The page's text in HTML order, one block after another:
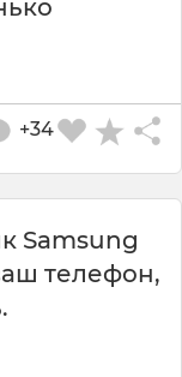
+34
Samsung
телефон,